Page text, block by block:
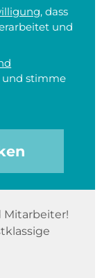
, dass
und
und stimme